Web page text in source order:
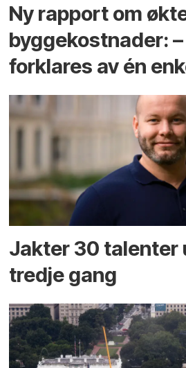
Ny rapport om
byggekostnader:
forklares av én
Jakter 30 talenter
tredje gang